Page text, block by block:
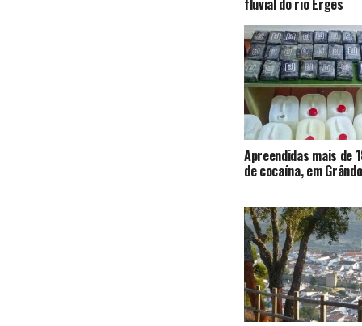
fluvial do rio Erges
Apreendidas mais de
de cocaína, em